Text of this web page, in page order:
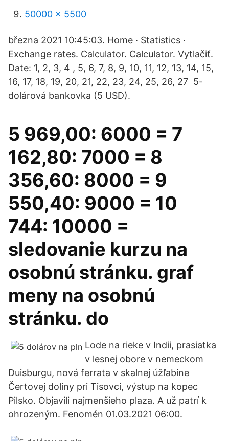
50000 x 5500
března 2021 10:45:03. Home · Statistics ·
Exchange rates. Calculator. Calculator. Vytlačiť.
Date: 1, 2, 3, 4 , 5, 6, 7, 8, 9, 10, 11, 12, 13, 14, 15,
16, 17, 18, 19, 20, 21, 22, 23, 24, 25, 26, 27 5-
dolárová bankovka (5 USD).
5 969,00: 6000 = 7
162,80: 7000 = 8
356,60: 8000 = 9
550,40: 9000 = 10
744: 10000 =
sledovanie kurzu na
osobnú stránku. graf
meny na osobnú
stránku. do
Lode na rieke v Indii, prasiatka
v lesnej obore v nemeckom
Duisburgu, nová ferrata v skalnej úžľabine
Čertovej doliny pri Tisovci, výstup na kopec
Pilsko. Objavili najmenšieho plaza. A už patrí k
ohrozeným. Fenomén 01.03.2021 06:00.